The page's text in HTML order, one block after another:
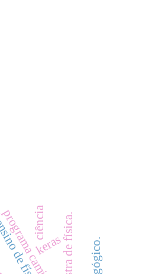
kerasmostra de física.
de física
ciência